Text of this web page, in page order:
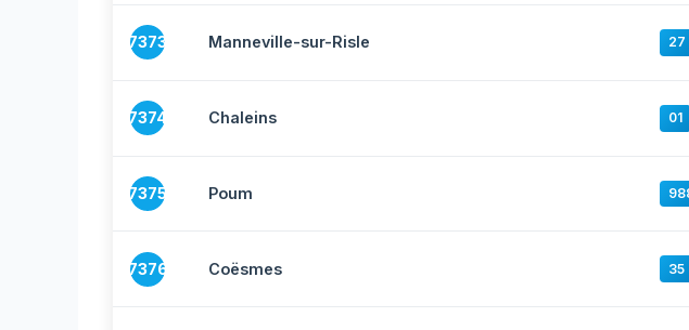
7373 Manneville-sur-Risle 27
7374 Chaleins 01
7375 Poum
7376 Coësmes 35